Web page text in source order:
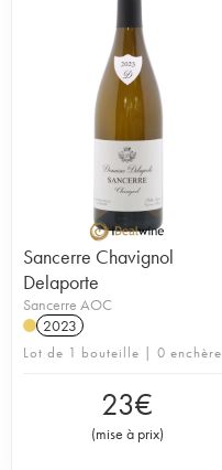
Sancerre Chavignol
Delaporte
Sancerre AOC
2023
Lot de 1 bouteille | 0 enchère
23€
(mise à prix)